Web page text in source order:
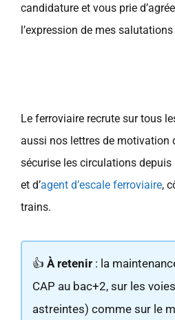
candidature et vous prie
l’expression de mes
Le ferroviaire recrute sur tous
aussi nos lettres de motivation
sécurise les circulations depuis
et d’agent d’escale ferroviaire,
trains.
👍 À retenir : la
CAP au bac+2, sur les
astreintes) comme sur le